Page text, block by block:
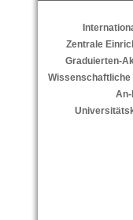
Zentrale
Graduierten-
Wissenschaftliche